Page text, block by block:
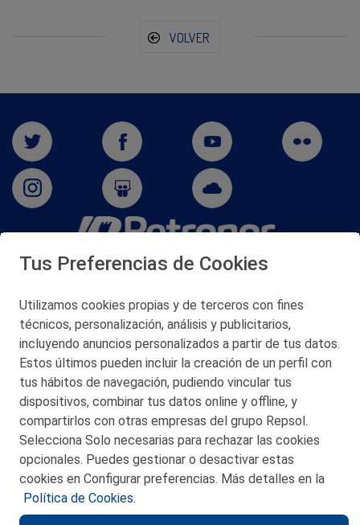
VOLVER
San Martín 5-Edificio Muñatones,
© 2026 Petronor S.A.
CONTACTO
MAPA WEB
POLITICA DE PRIVACIDAD
Tus Preferencias de Cookies
Utilizamos cookies propias y de terceros con fines
técnicos, personalización, análisis y publicitarios,
incluyendo anuncios personalizados a partir de tus datos.
Estos últimos pueden incluir la creación de un perfil con
tus hábitos de navegación, pudiendo vincular tus
dispositivos, combinar tus datos online y offline, y
compartirlos con otras empresas del grupo Repsol.
Selecciona Solo necesarias para rechazar las cookies
opcionales. Puedes gestionar o desactivar estas
cookies en Configurar preferencias. Más detalles en la
Política de Cookies.